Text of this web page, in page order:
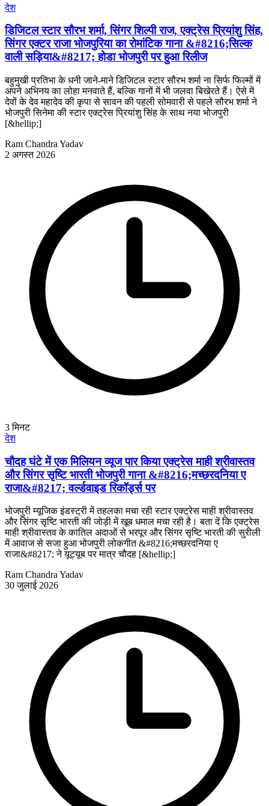
देश
डिजिटल स्टार सौरभ शर्मा, सिंगर शिल्पी राज, एक्ट्रेस प्रियांशु सिंह,
सिंगर एक्टर राजा भोजपुरिया का रोमांटिक गाना &#8216;सिल्क
वाली सड़िया&#8217; होडा भोजपुरी पर हुआ रिलीज
बहुमुखी प्रतिभा के धनी जाने-माने डिजिटल स्टार सौरभ शर्मा ना सिर्फ फिल्मों में
अपने अभिनय का लोहा मनवाते हैं, बल्कि गानों में भी जलवा बिखेरते हैं। ऐसे में
देवों के देव महादेव की कृपा से सावन की पहली सोमवारी से पहले सौरभ शर्मा ने
भोजपुरी सिनेमा की स्टार एक्ट्रेस प्रियांशु सिंह के साथ नया भोजपुरी
[&hellip;]
Ram Chandra Yadav
2 अगस्त 2026
3मिनट
देश
चौदह घंटे में एक मिलियन व्यूज पार किया एक्ट्रेस माही श्रीवास्तव
और सिंगर सृष्टि भारती भोजपुरी गाना &#8216;मच्छरदनिया ए
राजा&#8217; वर्ल्डवाइड रिकॉर्ड्स पर
भोजपुरी म्यूजिक इंडस्ट्री में तहलका मचा रही स्टार एक्ट्रेस माही श्रीवास्तव
और सिंगर सृष्टि भारती की जोड़ी में खूब धमाल मचा रही है। बता दें कि एक्ट्रेस
माही श्रीवास्तव के कातिल अदाओं से भरपूर और सिंगर सृष्टि भारती की सुरीली
में आवाज से सजा हुआ भोजपुरी लोकगीत &#8216;मच्छरदनिया ए
राजा&#8217; ने यूट्यूब पर मात्र चौदह [&hellip;]
Ram Chandra Yadav
30 जुलाई 2026